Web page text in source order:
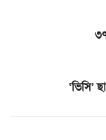
‘ভিসি’